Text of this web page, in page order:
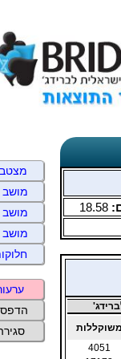
18.58
משוקללות
4051
מושב 1
מושב 2
מושב 3